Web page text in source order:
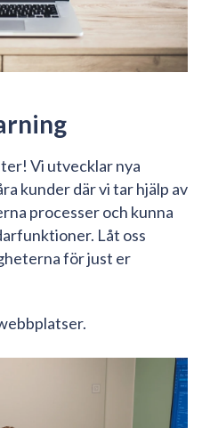
Vi utvecklar nya
kunder där vi tar hjälp av
processer och kunna
Låt oss
för just er